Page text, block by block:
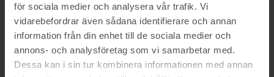
för sociala medier och analysera vår trafik. Vi
vidarebefordrar även sådana identifierare och annan
information från din enhet till de sociala medier och
annons- och analysföretag som vi samarbetar med.
Dessa kan i sin tur kombinera informationen med annan
Information